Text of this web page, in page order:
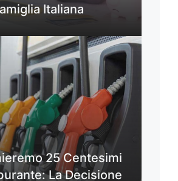
Italiana
25 Centesimi
La Decisione